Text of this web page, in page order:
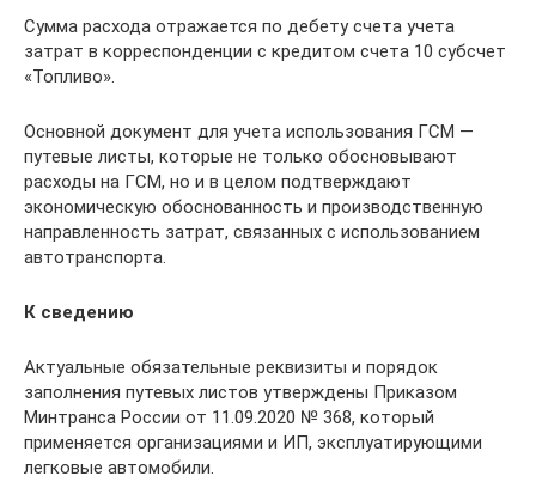
Сумма расхода отражается по дебету счета учета
затрат в корреспонденции с кредитом счета 10 субсчет
«Топливо».
Основной документ для учета использования ГСМ —
путевые листы, которые не только обосновывают
расходы на ГСМ, но и в целом подтверждают
экономическую обоснованность и производственную
направленность затрат, связанных с использованием
автотранспорта.
К сведению
Актуальные обязательные реквизиты и порядок
заполнения путевых листов утверждены Приказом
Минтранса России от 11.09.2020 № 368, который
применяется организациями и ИП, эксплуатирующими
легковые автомобили.